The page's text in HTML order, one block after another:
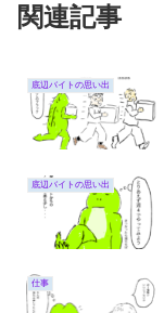
関連記事
底辺バイトの思い出
底辺バイトの思い出
仕事